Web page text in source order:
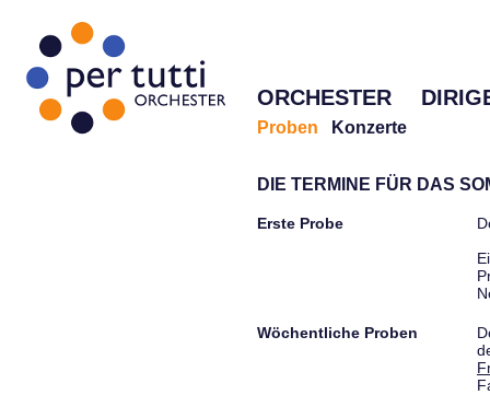
ORCHESTER
Proben Konzerte
DIE TERMINE FÜR DAS
Erste Probe
Wöchentliche Proben